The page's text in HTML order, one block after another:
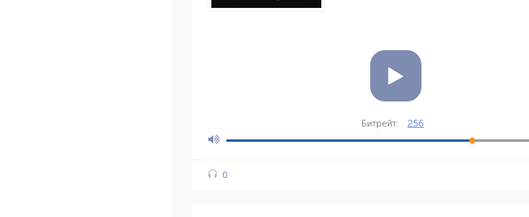
Битрейт: 256
0